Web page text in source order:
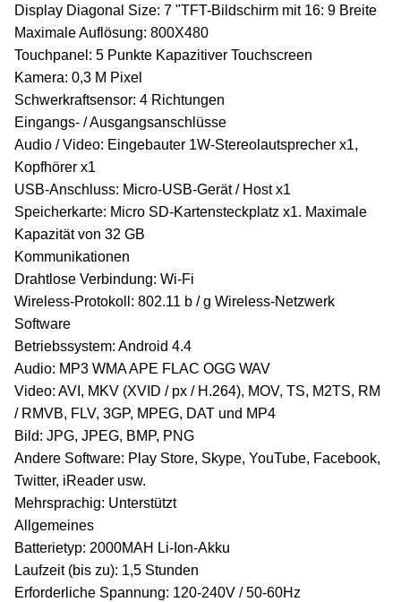
Display Diagonal Size: 7 "TFT-Bildschirm mit 16: 9 Breite
Maximale Auflösung: 800X480
Touchpanel: 5 Punkte Kapazitiver Touchscreen
Kamera: 0,3 M Pixel
Schwerkraftsensor: 4 Richtungen
Eingangs- / Ausgangsanschlüsse
Audio / Video: Eingebauter 1W-Stereolautsprecher x1,
Kopfhörer x1
USB-Anschluss: Micro-USB-Gerät / Host x1
Speicherkarte: Micro SD-Kartensteckplatz x1. Maximale
Kapazität von 32 GB
Kommunikationen
Drahtlose Verbindung: Wi-Fi
Wireless-Protokoll: 802.11 b / g Wireless-Netzwerk
Software
Betriebssystem: Android 4.4
Audio: MP3 WMA APE FLAC OGG WAV
Video: AVI, MKV (XVID / px / H.264), MOV, TS, M2TS, RM
/ RMVB, FLV, 3GP, MPEG, DAT und MP4
Bild: JPG, JPEG, BMP, PNG
Andere Software: Play Store, Skype, YouTube, Facebook,
Twitter, iReader usw.
Mehrsprachig: Unterstützt
Allgemeines
Batterietyp: 2000MAH Li-Ion-Akku
Laufzeit (bis zu): 1,5 Stunden
Erforderliche Spannung: 120-240V / 50-60Hz